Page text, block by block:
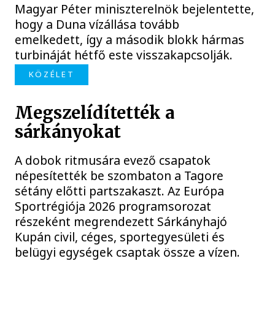
Magyar Péter miniszterelnök bejelentette,
hogy a Duna vízállása tovább
emelkedett, így a második blokk hármas
turbináját hétfő este visszakapcsolják.
KÖZÉLET
Megszelídítették a
sárkányokat
A dobok ritmusára evező csapatok
népesítették be szombaton a Tagore
sétány előtti partszakaszt. Az Európa
Sportrégiója 2026 programsorozat
részeként megrendezett Sárkányhajó
Kupán civil, céges, sportegyesületi és
belügyi egységek csaptak össze a vízen.